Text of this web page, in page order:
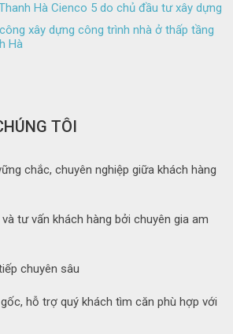
Hà Cienco 5 do chủ đầu tư xây dựng
xây dựng công trình nhà ở thấp tầng
Hà
TÔI
chắc, chuyên nghiệp giữa khách hàng
tư vấn khách hàng bởi chuyên gia am
chuyên sâu
hỗ trợ quý khách tìm căn phù hợp với